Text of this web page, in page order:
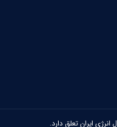
ایران تعلق دارد.